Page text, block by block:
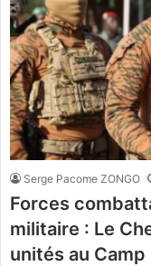
Serge Pacome ZONGO
Forces
militaire : Le
unités au